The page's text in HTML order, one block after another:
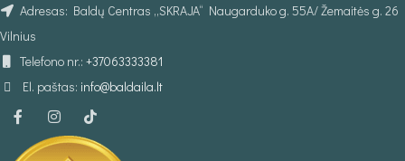
Adresas: Baldų Centras „SKRAJA“ Naugarduko g. 55A/ Žemaitės g. 26
Vilnius
Telefono nr.: +37063333381
El. paštas: info@baldaila.lt